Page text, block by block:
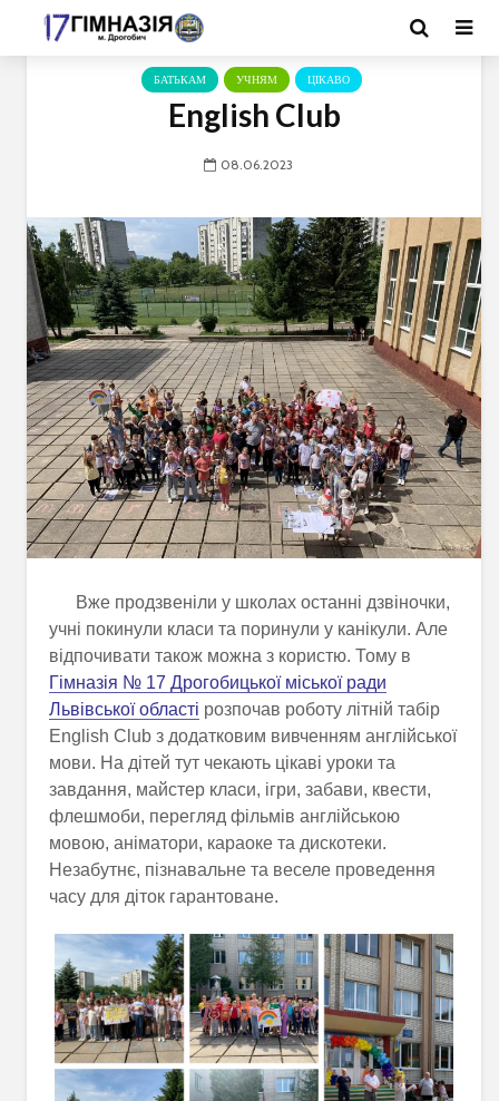
БАТЬКАМ УЧНЯМ ЦІКАВО
English Club
08.06.2023
Вже продзвеніли у школах останні дзвіночки,
учні покинули класи та поринули у канікули. Але
відпочивати також можна з користю. Тому в
Гімназія № 17 Дрогобицької міської ради
Львівської області розпочав роботу літній табір
English Club з додатковим вивченням англійської
мови. На дітей тут чекають цікаві уроки та
завдання, майстер класи, ігри, забави, квести,
флешмоби, перегляд фільмів англійською
мовою, аніматори, караоке та дискотеки.
Незабутнє, пізнавальне та веселе проведення
часу для діток гарантоване.